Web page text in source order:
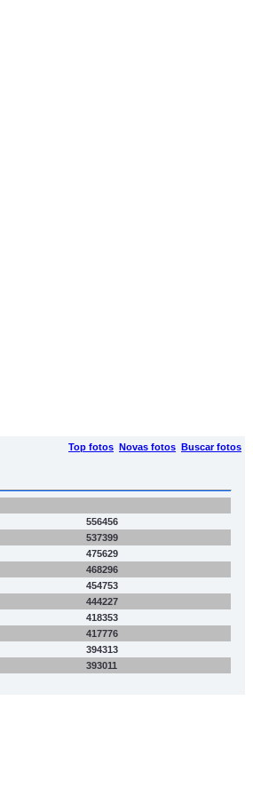
Top fotos Novas fotos Buscar fotos
556456
537399
475629
468296
454753
444227
418353
417776
394313
393011